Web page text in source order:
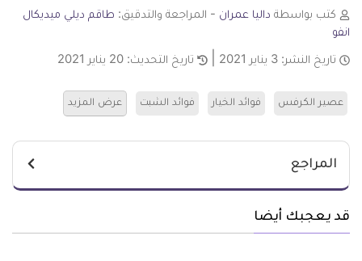
كتب بواسطة داليا عمران - المراجعة والتدقيق: طاقم ديلي ميديكال
انفو
تاريخ النشر: 3 يناير 2021 تاريخ التحديث: 20 يناير 2021
عصير الكرفس فوائد الخيار فوائد الشبت عرض المزيد
المراجع
قد يعجبك أيضا